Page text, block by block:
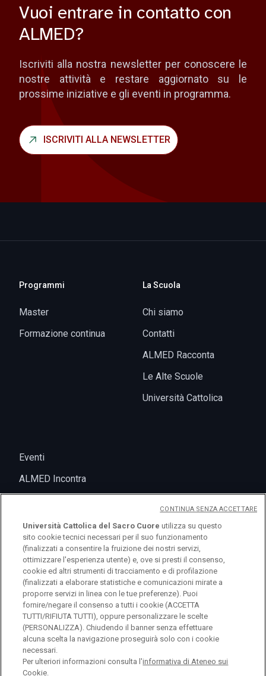
Vuoi entrare in contatto con
ALMED?
Iscriviti alla nostra newsletter per conoscere le
nostre attività e restare aggiornato su le
prossime iniziative e gli eventi in programma.
ISCRIVITI ALLA NEWSLETTER
Programmi
Master
Formazione continua
La Scuola
Chi siamo
Contatti
ALMED Racconta
Le Alte Scuole
Università Cattolica
Eventi
ALMED Incontra
logo UC
© Università Cattolica del Sacro Cuore Largo A.
Gemelli 1, 20123 Milano PI 02133120150
Università Cattolica del Sacro Cuore utilizza su questo
sito cookie tecnici necessari per il suo funzionamento
(finalizzati a consentire la fruizione dei nostri servizi,
ottimizzare l'esperienza utente) e, ove si presti il consenso,
cookie ed altri strumenti di tracciamento e di profilazione
(finalizzati a elaborare statistiche e comunicazioni mirate a
proporre servizi in linea con le tue preferenze). Puoi
fornire/negare il consenso a tutti i cookie (ACCETTA
TUTTI/RIFIUTA TUTTI), oppure personalizzare le scelte
(PERSONALIZZA). Chiudendo il banner senza effettuare
alcuna scelta la navigazione proseguirà solo con i cookie
necessari.
Per ulteriori informazioni consulta l'informativa di Ateneo sui
Cookie.
CONTINUA SENZA ACCETTARE